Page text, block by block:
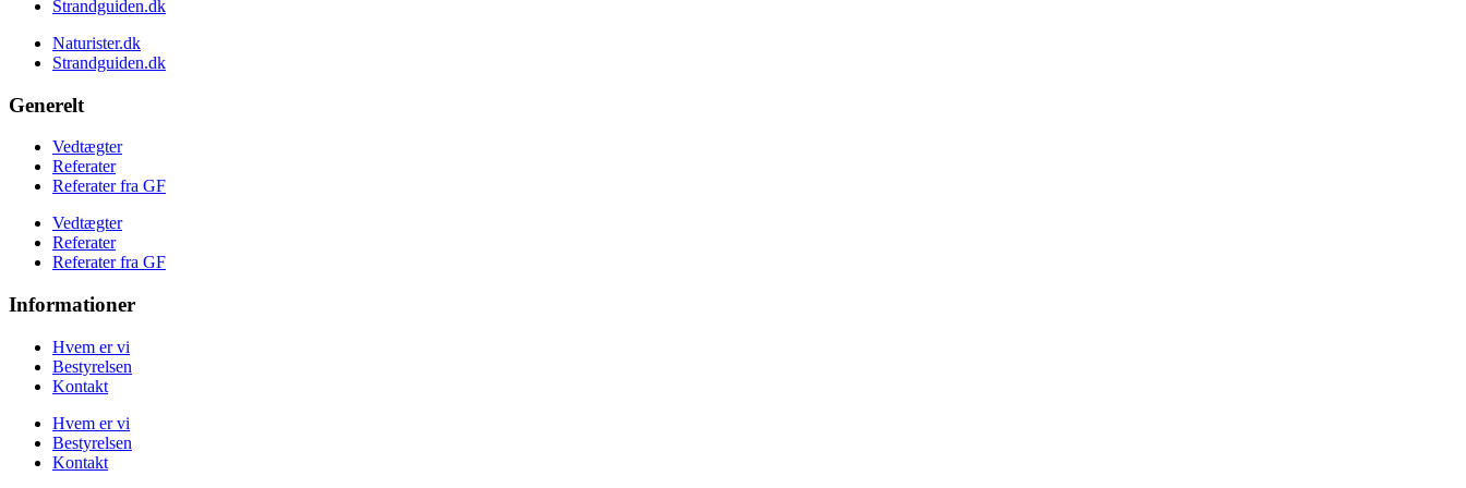
Strandguiden.dk
Naturister.dk
Strandguiden.dk
Generelt
Vedtægter
Referater
Referater fra GF
Vedtægter
Referater
Referater fra GF
Informationer
Hvem er vi
Bestyrelsen
Kontakt
Hvem er vi
Bestyrelsen
Kontakt